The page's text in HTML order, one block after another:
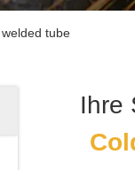
tube